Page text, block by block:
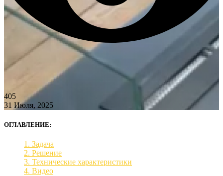
405
31 Июля, 2025
ОГЛАВЛЕНИЕ:
1. Задача
2. Решение
3. Технические характеристики
4. Видео